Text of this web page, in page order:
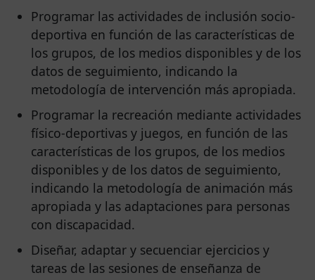
Programar las actividades de inclusión socio-
deportiva en función de las características de
los grupos, de los medios disponibles y de los
datos de seguimiento, indicando la
metodología de intervención más apropiada.
Programar la recreación mediante actividades
físico-deportivas y juegos, en función de las
características de los grupos, de los medios
disponibles y de los datos de seguimiento,
indicando la metodología de animación más
apropiada y las adaptaciones para personas
con discapacidad.
Diseñar, adaptar y secuenciar ejercicios y
tareas de las sesiones de enseñanza de